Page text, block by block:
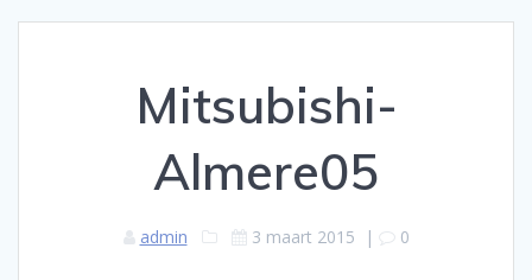
Mitsubishi-
Almere05
admin 3 maart 2015 | 0